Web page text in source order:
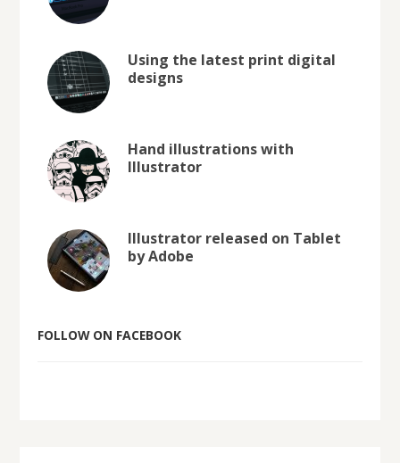
Using the latest print digital
designs
Hand illustrations with
Illustrator
Illustrator released on Tablet
by Adobe
FOLLOW ON FACEBOOK